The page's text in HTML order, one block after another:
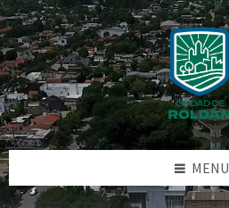
Skip
to
content
Skip
to
left
sidebar
Skip
to
right
sidebar
Skip
to
footer
MENU